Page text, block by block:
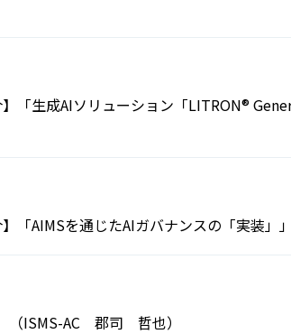
「生成AIソリューション「LITRON®
「AIMSを通じたAIガバナンスの「実装
（ISMS-AC 郡司 哲也）